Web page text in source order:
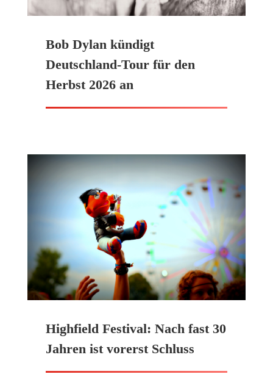
Bob Dylan kündigt
Deutschland-Tour für den
Herbst 2026 an
Highfield Festival: Nach fast 30
Jahren ist vorerst Schluss